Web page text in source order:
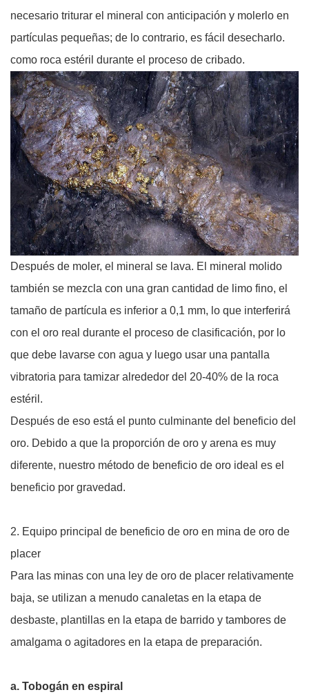
necesario triturar el mineral con anticipación y molerlo en
partículas pequeñas; de lo contrario, es fácil desecharlo.
como roca estéril durante el proceso de cribado.
Después de moler, el mineral se lava. El mineral molido
también se mezcla con una gran cantidad de limo fino, el
tamaño de partícula es inferior a 0,1 mm, lo que interferirá
con el oro real durante el proceso de clasificación, por lo
que debe lavarse con agua y luego usar una pantalla
vibratoria para tamizar alrededor del 20-40% de la roca
estéril.
Después de eso está el punto culminante del beneficio del
oro. Debido a que la proporción de oro y arena es muy
diferente, nuestro método de beneficio de oro ideal es el
beneficio por gravedad.
2. Equipo principal de beneficio de oro en mina de oro de
placer
Para las minas con una ley de oro de placer relativamente
baja, se utilizan a menudo canaletas en la etapa de
desbaste, plantillas en la etapa de barrido y tambores de
amalgama o agitadores en la etapa de preparación.
a. Tobogán en espiral